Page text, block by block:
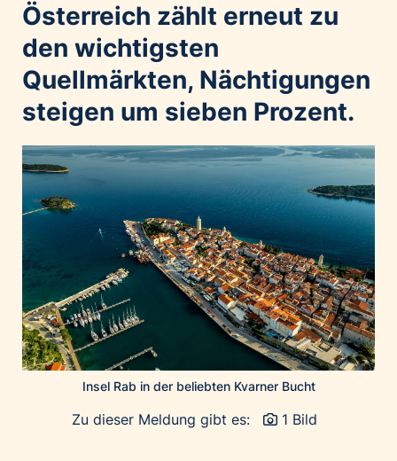
Financial Times
GE HealthCare
Home of Work
Huawei Consumer Business Group
JP Immobilien
JYSK
Kroatische Zentrale für Tourismus
List Holding Gruppe
Marble House
Mediaplus
Microsoft
Mondelēz Österreich
Muse Electronics
Österreich zählt erneut zu
den wichtigsten
Quellmärkten, Nächtigungen
steigen um sieben Prozent.
Insel Rab in der beliebten Kvarner Bucht
Zu dieser Meldung gibt es: 1 Bild